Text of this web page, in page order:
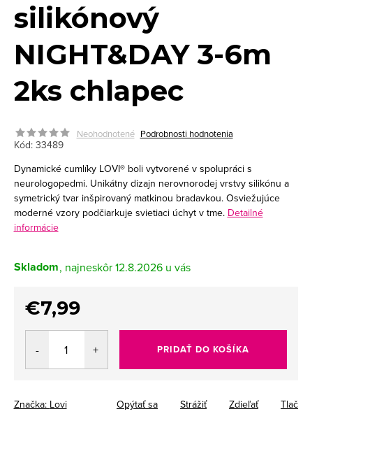
silikónový
NIGHT&DAY 3-6m
2ks chlapec
Neohodnotené Podrobnosti hodnotenia
Kód: 33489
Dynamické cumlíky LOVI® boli vytvorené v spolupráci s
neurologopedmi. Unikátny dizajn nerovnorodej vrstvy silikónu a
symetrický tvar inšpirovaný matkinou bradavkou. Osviežujúce
moderné vzory podčiarkuje svietiaci úchyt v tme. Detailné
informácie
Skladom 12.8.2026
€7,99
Jednotková
PRIDAŤ DO KOŠÍKA
Značka: Lovi Tlač
Opýtať sa Strážiť Zdieľať